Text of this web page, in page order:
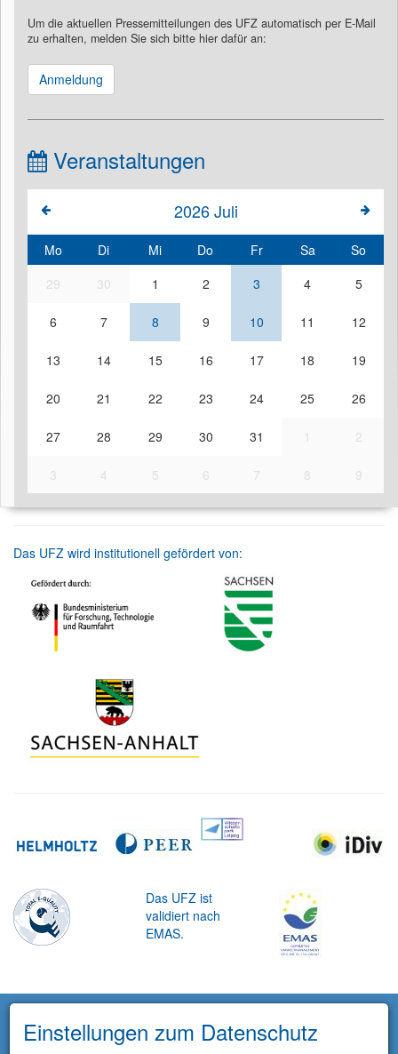
Um die aktuellen Pressemitteilungen des UFZ automatisch per E-Mail
zu erhalten, melden Sie sich bitte hier dafür an:
Anmeldung
Veranstaltungen
2026 Juli
Mo Di Mi Do Fr Sa
So
29
30 1 2 3 4 5
6 7 8 9 10 11 12
13 14 15 16 17 18 19
20 21 22 23 24 25 26
27 28 29 30 31 1 2
3 4 5 6 7 8 9
Das UFZ wird institutionell gefördert von:
Das UFZ ist
validiert nach
EMAS.
Einstellungen zum Datenschutz